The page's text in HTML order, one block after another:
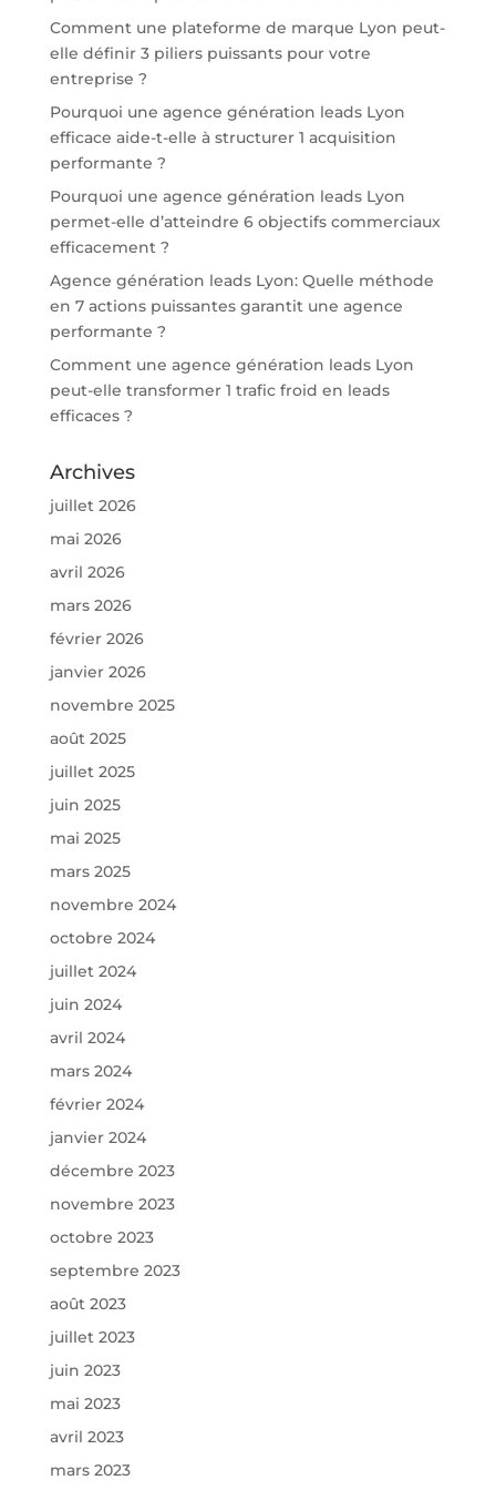
Comment une plateforme de marque Lyon peut-
elle définir 3 piliers puissants pour votre
entreprise ?
Pourquoi une agence génération leads Lyon
efficace aide-t-elle à structurer 1 acquisition
performante ?
Pourquoi une agence génération leads Lyon
permet-elle d’atteindre 6 objectifs commerciaux
efficacement ?
Agence génération leads Lyon: Quelle méthode
en 7 actions puissantes garantit une agence
performante ?
Comment une agence génération leads Lyon
peut-elle transformer 1 trafic froid en leads
efficaces ?
Archives
juillet 2026
mai 2026
avril 2026
mars 2026
février 2026
janvier 2026
novembre 2025
août 2025
juillet 2025
juin 2025
mai 2025
mars 2025
novembre 2024
octobre 2024
juillet 2024
juin 2024
avril 2024
mars 2024
février 2024
janvier 2024
décembre 2023
novembre 2023
octobre 2023
septembre 2023
août 2023
juillet 2023
juin 2023
mai 2023
avril 2023
mars 2023